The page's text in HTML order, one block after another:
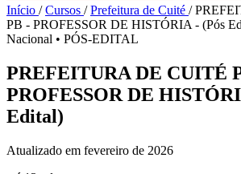
Início / Cursos / Prefeitura de Cuité /
PB - PROFESSOR DE HISTÓRIA - (Pós
Nacional • PÓS-EDITAL
PREFEITURA DE CUITÉ
PROFESSOR DE
Edital)
Atualizado em fevereiro de 2026